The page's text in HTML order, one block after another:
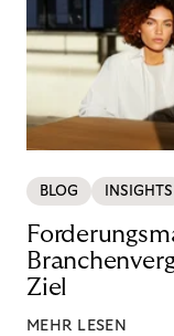
BLOG INSIGHTS
Ziel
MEHR LESEN